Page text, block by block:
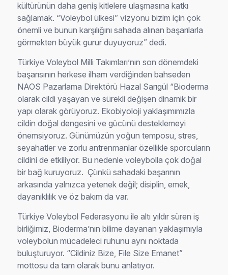
kültürünün daha geniş kitlelere ulaşmasına katkı
sağlamak. “Voleybol ülkesi” vizyonu bizim için çok
önemli ve bunun karşılığını sahada alınan başarılarla
görmekten büyük gurur duyuyoruz” dedi.
Türkiye Voleybol Milli Takımları’nın son dönemdeki
başarısının herkese ilham verdiğinden bahseden
NAOS Pazarlama Direktörü Hazal Sarıgül “Bioderma
olarak cildi yaşayan ve sürekli değişen dinamik bir
yapı olarak görüyoruz. Ekobiyoloji yaklaşımımızla
cildin doğal dengesini ve gücünü desteklemeyi
önemsiyoruz. Günümüzün yoğun temposu, stres,
seyahatler ve zorlu antrenmanlar özellikle sporcuların
cildini de etkiliyor. Bu nedenle voleybolla çok doğal
bir bağ kuruyoruz. Çünkü sahadaki başarının
arkasında yalnızca yetenek değil; disiplin, emek,
dayanıklılık ve öz bakım da var.
Türkiye Voleybol Federasyonu ile altı yıldır süren iş
birliğimiz, Bioderma’nın bilime dayanan yaklaşımıyla
voleybolun mücadeleci ruhunu aynı noktada
buluşturuyor. “Cildiniz Bize, File Size Emanet”
mottosu da tam olarak bunu anlatıyor.